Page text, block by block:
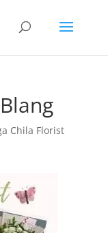
Chila Florist